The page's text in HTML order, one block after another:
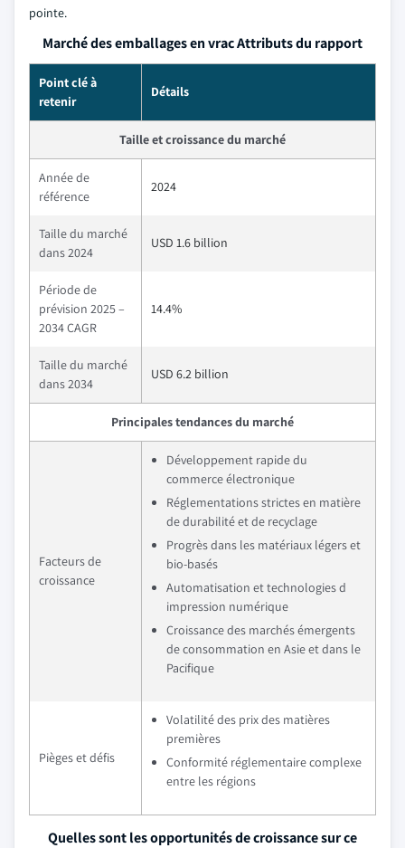
pointe.
Marché des emballages en vrac Attributs du rapport
Point clé à
retenir
Détails
Taille et croissance du marché
Année de
référence
2024
Taille du marché
dans 2024
USD 1.6 billion
Période de
prévision 2025 –
2034 CAGR
14.4%
Taille du marché
dans 2034
USD 6.2 billion
Principales tendances du marché
Facteurs de
croissance
Développement rapide du
commerce électronique
Réglementations strictes en matière
de durabilité et de recyclage
Progrès dans les matériaux légers et
bio-basés
Automatisation et technologies d
impression numérique
Croissance des marchés émergents
de consommation en Asie et dans le
Pacifique
Pièges et défis
Volatilité des prix des matières
premières
Conformité réglementaire complexe
entre les régions
Quelles sont les opportunités de croissance sur ce